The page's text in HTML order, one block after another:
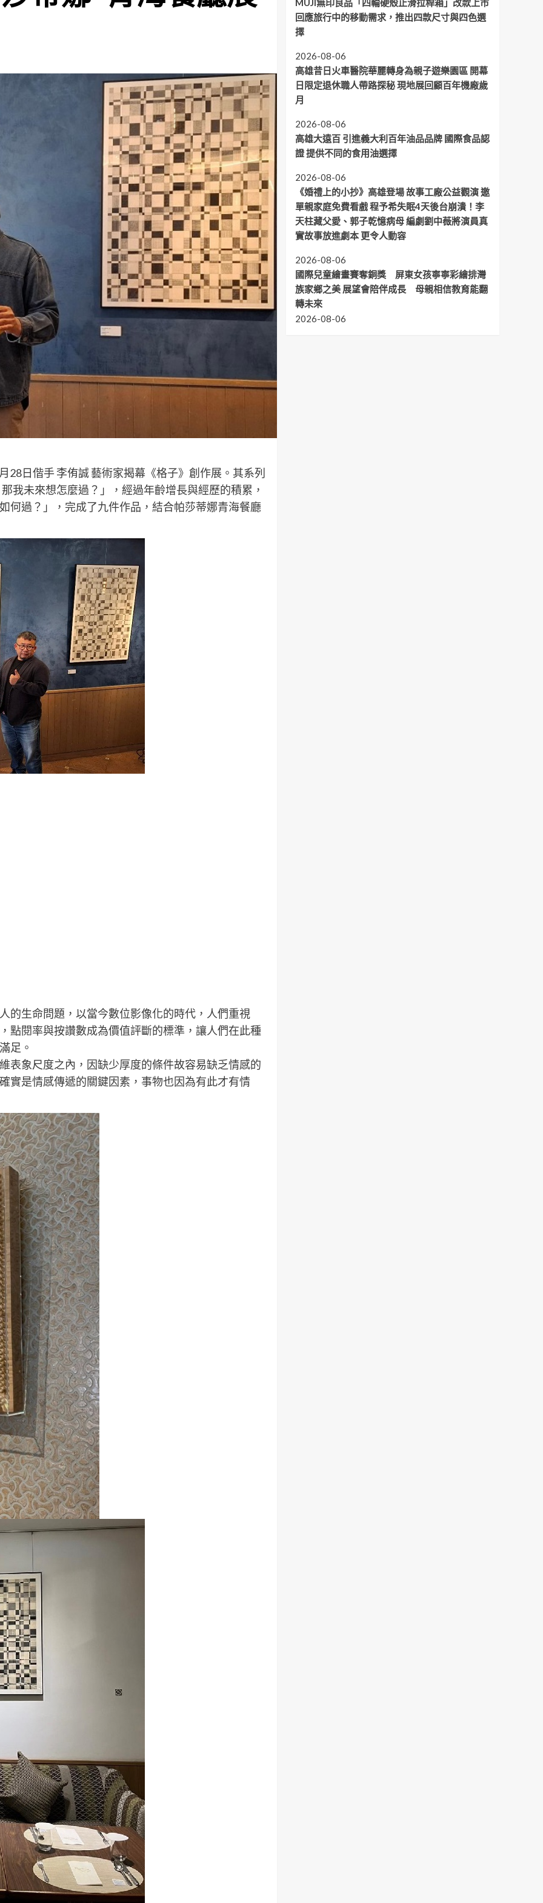
日偕手 李侑誠 藝術家揭幕《格子》創作展。其系列
我未來想怎麼過？」，經過年齡增長與經歷的積累，
何過？」，完成了九件作品，結合帕莎蒂娜青海餐廳
的生命問題，以當今數位影像化的時代，人們重視
點閱率與按讚數成為價值評斷的標準，讓人們在此種
足。
表象尺度之內，因缺少厚度的條件故容易缺乏情感的
實是情感傳遞的關鍵因素，事物也因為有此才有情
MUJI無印良品「四輪硬殼止滑拉桿箱」改款上市
回應旅行中的移動需求，推出四款尺寸與四色選
擇
2026-08-06
高雄昔日火車醫院華麗轉身為親子遊樂園區 開幕
日限定退休職人帶路探秘 現地展回顧百年機廠歲
月
2026-08-06
高雄大遠百 引進義大利百年油品品牌 國際食品認
證 提供不同的食用油選擇
2026-08-06
《婚禮上的小抄》高雄登場 故事工廠公益觀演 邀
單親家庭免費看戲 程予希失眠4天後台崩潰！李
天柱藏父愛、郭子乾憶病母 編劇劉中薇將演員真
實故事放進劇本 更令人動容
2026-08-06
國際兒童繪畫賽奪銅獎 屏東女孩寧寧彩繪排灣
族家鄉之美 展望會陪伴成長 母親相信教育能翻
轉未來
2026-08-06